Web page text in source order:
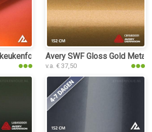
Avery SWF Gloss Gold
v.a. € 37,50